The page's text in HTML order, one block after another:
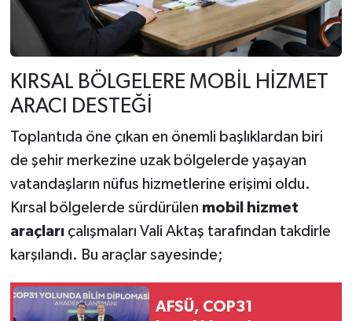
KIRSAL BÖLGELERE MOBİL HİZMET
ARACI DESTEĞİ
Toplantıda öne çıkan en önemli başlıklardan biri
de şehir merkezine uzak bölgelerde yaşayan
vatandaşların nüfus hizmetlerine erişimi oldu.
Kırsal bölgelerde sürdürülen mobil hizmet
araçlarıçalışmaları Vali Aktaş tarafından takdirle
karşılandı. Bu araçlar sayesinde;
AFSÜ, COP31